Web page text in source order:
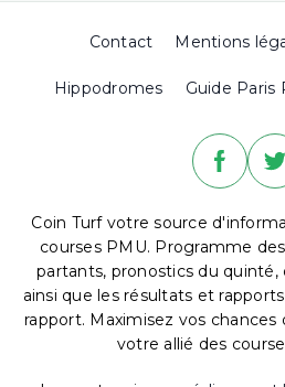
Contact Mentions
Hippodromes Guide Paris
Coin Turf votre source
courses PMU. Programme
partants, pronostics du
ainsi que les résultats et
rapport. Maximisez vos chances
votre allié des